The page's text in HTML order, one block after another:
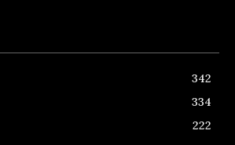
342
334
222